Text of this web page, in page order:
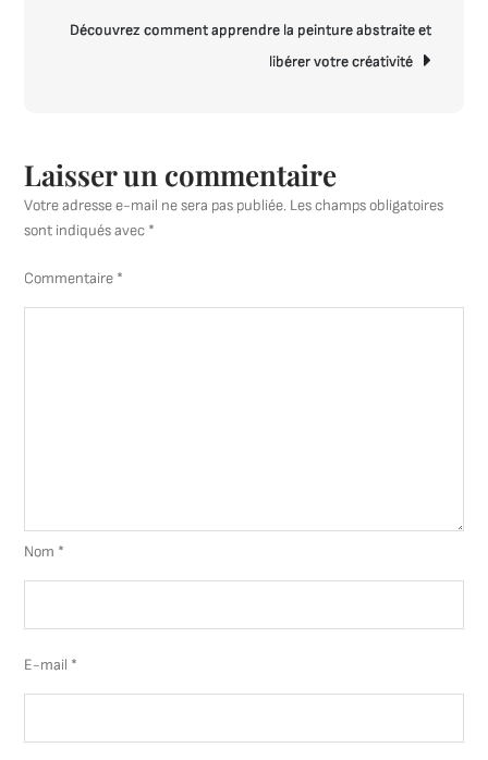
Découvrez comment apprendre la peinture abstraite et
libérer votre créativité
Laisser un commentaire
Votre adresse e-mail ne sera pas publiée. Les champs obligatoires
sont indiqués avec *
Commentaire *
Nom *
E-mail *